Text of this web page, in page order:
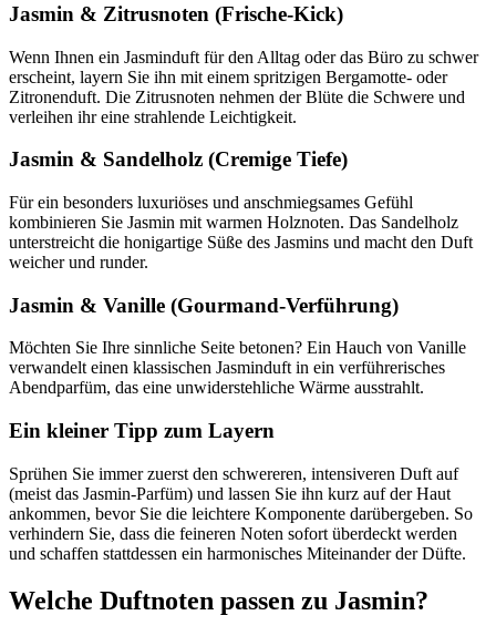
Jasmin & Zitrusnoten (Frische-Kick)
Wenn Ihnen ein Jasminduft für den Alltag oder das Büro zu schwer
erscheint, layern Sie ihn mit einem spritzigen Bergamotte- oder
Zitronenduft. Die Zitrusnoten nehmen der Blüte die Schwere und
verleihen ihr eine strahlende Leichtigkeit.
Jasmin & Sandelholz (Cremige Tiefe)
Für ein besonders luxuriöses und anschmiegsames Gefühl
kombinieren Sie Jasmin mit warmen Holznoten. Das Sandelholz
unterstreicht die honigartige Süße des Jasmins und macht den Duft
weicher und runder.
Jasmin & Vanille (Gourmand-Verführung)
Möchten Sie Ihre sinnliche Seite betonen? Ein Hauch von Vanille
verwandelt einen klassischen Jasminduft in ein verführerisches
Abendparfüm, das eine unwiderstehliche Wärme ausstrahlt.
Ein kleiner Tipp zum Layern
Sprühen Sie immer zuerst den schwereren, intensiveren Duft auf
(meist das Jasmin-Parfüm) und lassen Sie ihn kurz auf der Haut
ankommen, bevor Sie die leichtere Komponente darübergeben. So
verhindern Sie, dass die feineren Noten sofort überdeckt werden
und schaffen stattdessen ein harmonisches Miteinander der Düfte.
Welche Duftnoten passen zu Jasmin?